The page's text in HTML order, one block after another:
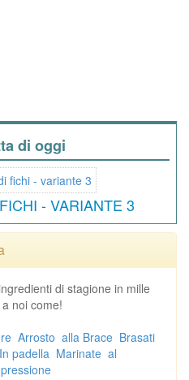
di oggi
- VARIANTE 3
di stagione in mille
noi come!
Arrosto alla Brace Brasati
In padella Marinate al